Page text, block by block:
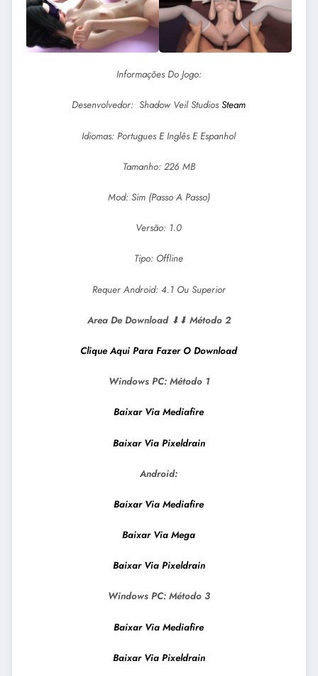
Informações Do Jogo:
Desenvolvedor: Shadow Veil StudiosSteam
Idiomas: Portugues E Inglês E Espanhol
Tamanho: 226 MB
Mod: Sim (Passo A Passo)
Versão: 1.0
Tipo: Offline
Requer Android: 4.1 Ou Superior
Area De Download⬇⬇ Método 2
Clique Aqui Para Fazer O Download
Windows PC: Método 1
Baixar Via Mediafire
Baixar Via Pixeldrain
Android:
Baixar Via Mediafire
Baixar Via Mega
Baixar Via Pixeldrain
Windows PC: Método 3
Baixar Via Mediafire
Baixar Via Pixeldrain